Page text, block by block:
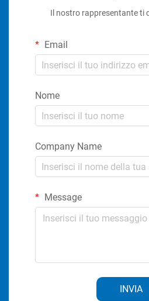
Il nostro rappresentante ti
Email
Nome
Company Name
Message
INVIA